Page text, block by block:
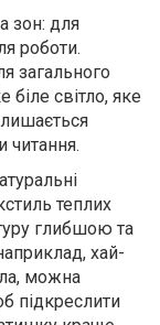
зон: для
роботи.
загального
світло, яке
читання.
теплих
глибшою та
хай-
можна
підкреслити